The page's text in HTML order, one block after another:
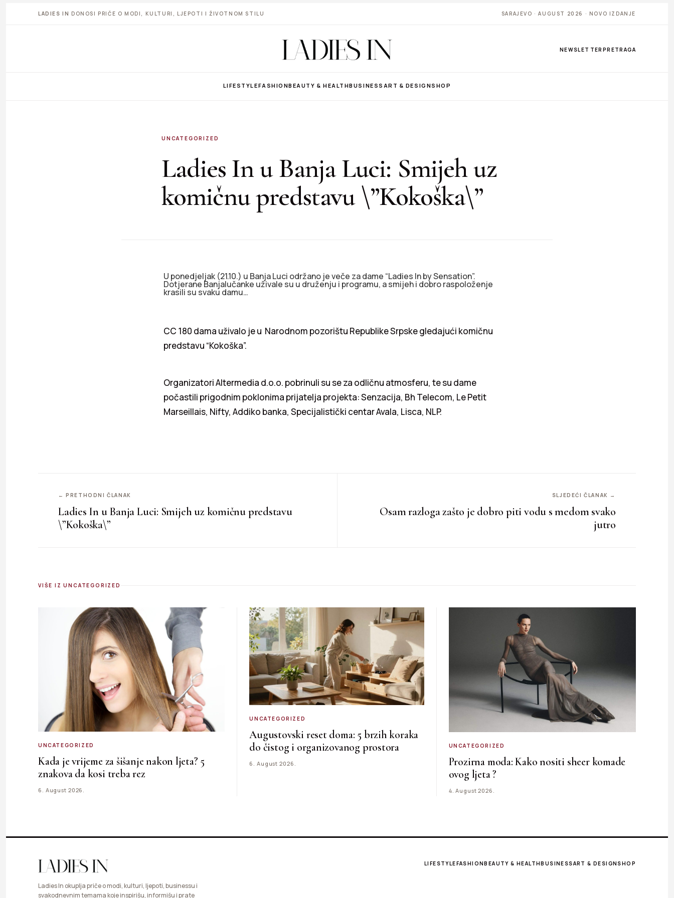
LADIES IN DONOSI PRIČE O MODI, KULTURI, LJEPOTI I ŽIVOTNOM STILU SARAJEVO · AUGUST 2026 · NOVO IZDANJE
NEWSLETTER PRETRAGA
LIFESTYLEFASHIONBEAUTY & HEALTHBUSINESS ART & DESIGNSHOP
UNCATEGORIZED
Ladies In u Banja Luci: Smijeh uz
komičnu predstavu \”Kokoška\”
U ponedjeljak (21.10.) u Banja Luci održano je veče za dame “Ladies In by Sensation”.
Dotjerane Banjalučanke uživale su u druženju i programu, a smijeh i dobro raspoloženje
krasili su svaku damu…
CC 180 dama uživalo je u Narodnom pozorištu Republike Srpske gledajući komičnu
predstavu “Kokoška”.
Organizatori Altermedia d.o.o. pobrinuli su se za odličnu atmosferu, te su dame
počastili prigodnim poklonima prijatelja projekta: Senzacija, Bh Telecom, Le Petit
Marseillais, Nifty, Addiko banka, Specijalistički centar Avala, Lisca, NLP.
← PRETHODNI ČLANAK
Ladies In u Banja Luci: Smijeh uz komičnu predstavu
\”Kokoška\”
SLJEDEĆI ČLANAK →
Osam razloga zašto je dobro piti vodu s medom svako
jutro
VIŠE IZ UNCATEGORIZED
UNCATEGORIZED
Kada je vrijeme za šišanje nakon ljeta? 5
znakova da kosi treba rez
6. August 2026.
UNCATEGORIZED
Augustovski reset doma: 5 brzih koraka
do čistog i organizovanog prostora
6. August 2026.
UNCATEGORIZED
Prozirna moda: Kako nositi sheer komade
ovog ljeta ?
4. August 2026.
Ladies In okuplja priče o modi, kulturi, ljepoti, businessu i
svakodnevnim temama koje inspirišu, informišu i prate
LIFESTYLEFASHIONBEAUTY & HEALTHBUSINESSART & DESIGNSHOP